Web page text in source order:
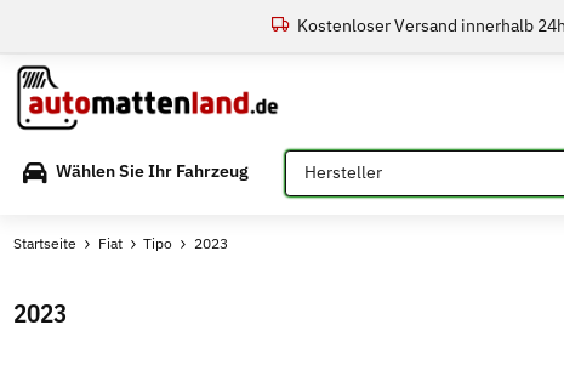
Kostenloser Versand innerhalb 24h
Wählen Sie Ihr Fahrzeug Bitte auswählen
Startseite Fiat Tipo 2023
2023